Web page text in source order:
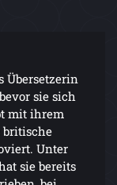
Übersetzerin
sie sich
mit ihrem
britische
Unter
sie bereits